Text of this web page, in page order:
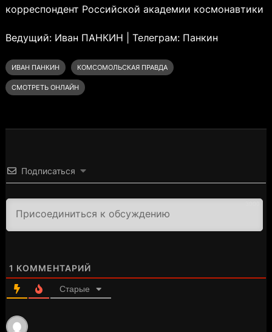
корреспондент Российской академии космонавтики
Ведущий: Иван ПАНКИН | Телеграм: Панкин
ИВАН ПАНКИН КОМСОМОЛЬСКАЯ ПРАВДА
СМОТРЕТЬ ОНЛАЙН
Подписаться
1 КОММЕНТАРИЙ
Старые